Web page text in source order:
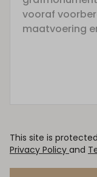
This site is
Privacy Policy and